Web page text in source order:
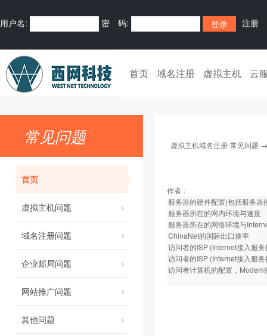
用户名: 密 码: 注册
首页 域名注册 虚拟主机 云
常见问题
首页
虚拟主机问题
域名注册问题
企业邮局问题
网站推广问题
其他问题
虚拟主机域名注册-常见问题
作者：
服务器的硬件配置(包括服务
服务器所在的网内环境与速度
服务器所在的网络环境与
ChinaNet的国际出口速率
访问者的ISP (Internet接入服
访问者的ISP (Internet接入服
访问者计算机的配置，